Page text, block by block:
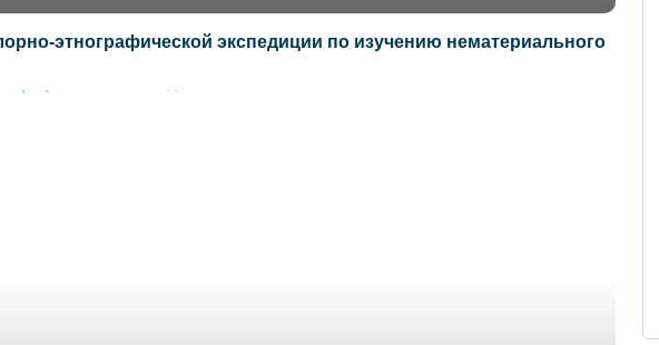
этнографической экспедиции по изучению нематериального